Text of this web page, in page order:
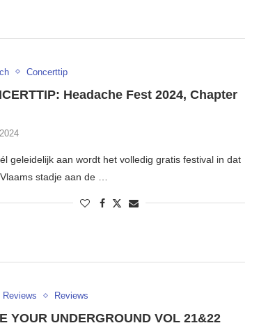
Concerttip
Headache Fest 2024, Chapter
geleidelijk aan wordt het volledig gratis festival in dat
stadje aan de …
Reviews Reviews
YOUR UNDERGROUND VOL 21&22